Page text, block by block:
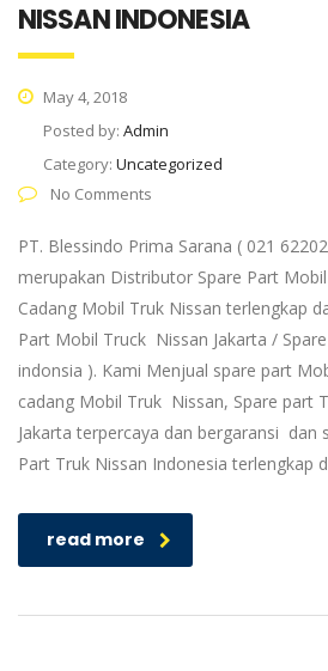
NISSAN INDONESIA
May 4, 2018
Posted by: Admin
Category: Uncategorized
No Comments
PT. Blessindo Prima Sarana ( 021
merupakan Distributor Spare Part
Cadang Mobil Truk Nissan terlengkap
Part Mobil Truck Nissan Jakarta /
indonsia ). Kami Menjual spare part
cadang Mobil Truk Nissan, Spare part
Jakarta terpercaya dan bergaransi dan
Part Truk Nissan Indonesia terlengkap
read more